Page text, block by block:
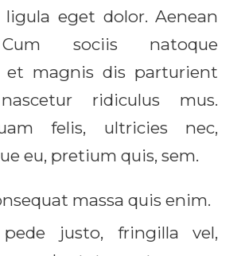
eget dolor. Aenean
sociis natoque
et magnis dis parturient
ridiculus mus.
felis, ultricies nec,
eu, pretium quis, sem.
massa quis enim.
pede justo, fringilla vel,